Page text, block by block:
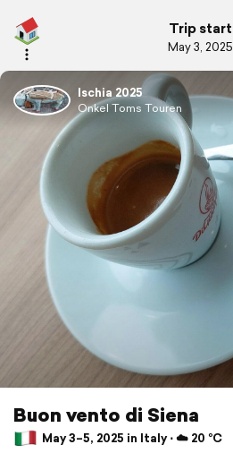
Trip start
May 3, 2025
Ischia 2025
Onkel Toms Touren
Buon vento di Siena
May 3–5, 2025 in Italy ⋅ ☁️ 20 °C